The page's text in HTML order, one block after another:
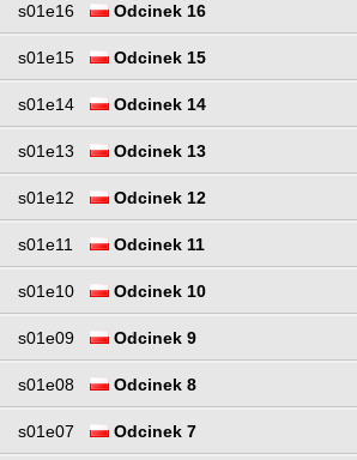
s01e16 Odcinek 16
s01e15 Odcinek 15
s01e14 Odcinek 14
s01e13 Odcinek 13
s01e12 Odcinek 12
s01e11 Odcinek 11
s01e10 Odcinek 10
s01e09 Odcinek 9
s01e08 Odcinek 8
s01e07 Odcinek 7